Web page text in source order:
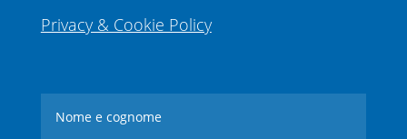
Privacy & Cookie Policy